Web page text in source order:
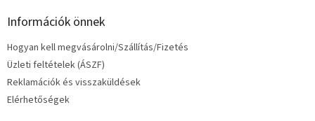
Információk önnek
Hogyan kell megvásárolni/Szállítás/Fizetés
Üzleti feltételek (ÁSZF)
Reklamációk és visszaküldések
Elérhetőségek